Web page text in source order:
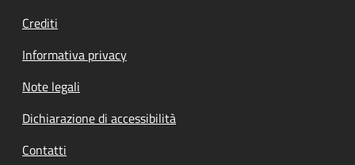
Crediti
Informativa privacy
Note legali
Dichiarazione di accessibilità
Contatti